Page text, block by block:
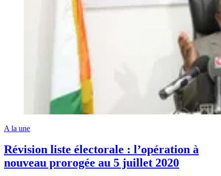
A la une
Révision liste électorale : l’opération à
nouveau prorogée au 5 juillet 2020